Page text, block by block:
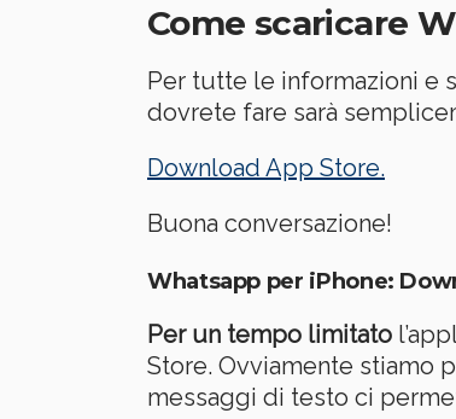
Come scaricare
Per tutte le informazioni e
dovrete fare sarà
Download App Store.
Buona conversazione!
Whatsapp per iPhone:
Per un tempo limitato
Store. Ovviamente stiamo
messaggi di testo ci